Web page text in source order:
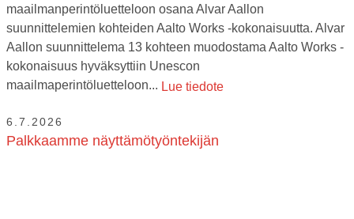
maailmanperintöluetteloon osana Alvar Aallon
suunnittelemien kohteiden Aalto Works -kokonaisuutta. Alvar
Aallon suunnittelema 13 kohteen muodostama Aalto Works -
kokonaisuus hyväksyttiin Unescon
maailmaperintöluetteloon... Lue tiedote
6.7.2026
Palkkaamme näyttämötyöntekijän